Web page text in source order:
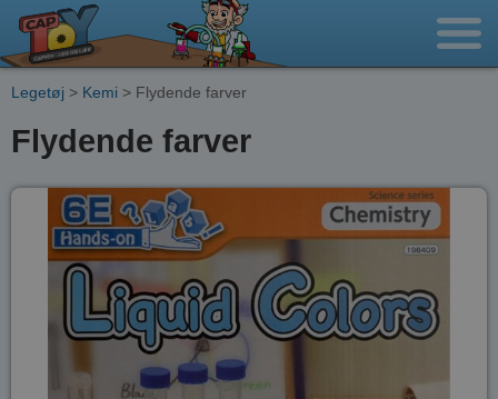
Legetøj > Kemi > Flydende farver
Flydende farver